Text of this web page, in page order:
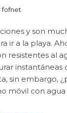
fofnet
y son
ir a la playa.
resistentes al
instantáneas
sin embargo,
móvil con agua